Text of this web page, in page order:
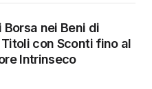
nei Beni di
con Sconti fino al
Intrinseco